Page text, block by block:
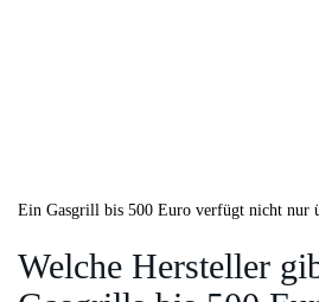
Ein Gasgrill bis 500 Euro verfügt nicht nur
Welche Hersteller